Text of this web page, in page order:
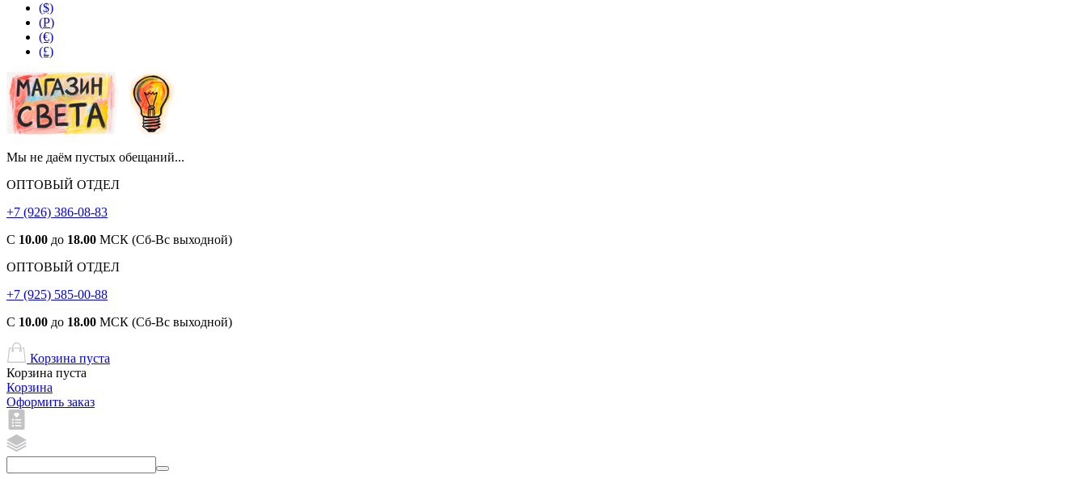
($)
(Р)
(€)
(£)
Мы не даём пустых обещаний...
ОПТОВЫЙ ОТДЕЛ
+7 (926) 386-08-83
С 10.00 до 18.00 МСК (Сб-Вс выходной)
ОПТОВЫЙ ОТДЕЛ
+7 (925) 585-00-88
С 10.00 до 18.00 МСК (Сб-Вс выходной)
Корзина пуста
Корзина пуста
Корзина
Оформить заказ